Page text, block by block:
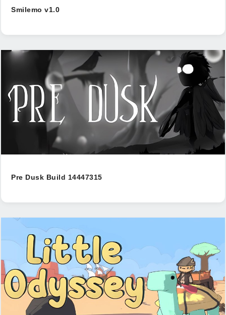
Smilemo v1.0
Pre Dusk Build 14447315